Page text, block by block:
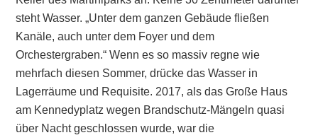
steht Wasser. „Unter dem ganzen Gebäude fließen
Kanäle, auch unter dem Foyer und dem
Orchestergraben.“ Wenn es so massiv regne wie
mehrfach diesen Sommer, drücke das Wasser in
Lagerräume und Requisite. 2017, als das Große Haus
am Kennedyplatz wegen Brandschutz-Mängeln quasi
über Nacht geschlossen wurde, war die